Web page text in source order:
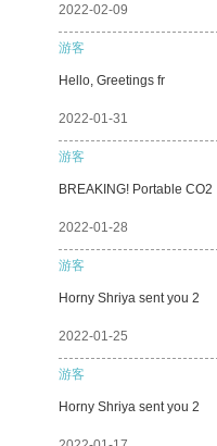
2022-02-09
游客
Hello, Greetings fr
2022-01-31
游客
BREAKING! Portable CO2
2022-01-28
游客
Horny Shriya sent you 2
2022-01-25
游客
Horny Shriya sent you 2